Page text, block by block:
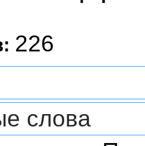
226
слова